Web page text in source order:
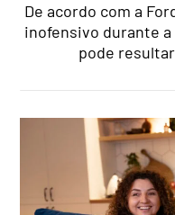
De acordo com a
inofensivo durante
pode